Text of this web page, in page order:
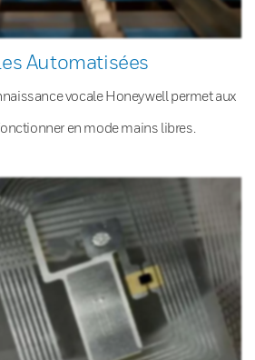
Automatisées
vocale Honeywell permet aux
en mode mains libres.